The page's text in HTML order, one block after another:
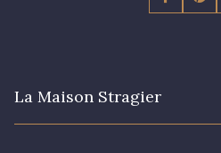
La Maison Stragier